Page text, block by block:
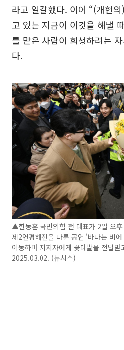
라고 일갈했다. 이어 “(개헌
고 있는 지금이 이것을 해낼
를 맡은 사람이 희생하려는
다.
▲한동훈 국민의힘 전 대표가 2일 오
제2연평해전을 다룬 공연 '바다는 비
이동하며 지지자에게 꽃다발을 전달받
2025.03.02. (뉴시스)